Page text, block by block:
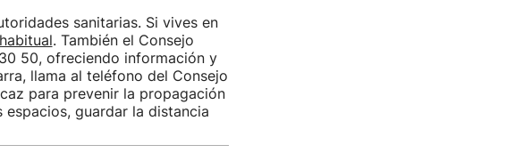
sanitarias. Si vives en
. También el Consejo
50, ofreciendo información y
llama al teléfono del Consejo
para prevenir la propagación
guardar la distancia